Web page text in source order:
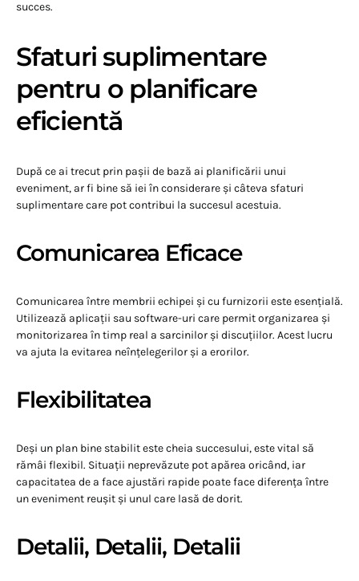
succes.
Sfaturi suplimentare
pentru o planificare
eficientă
După ce ai trecut prin pașii de bază ai planificării unui
eveniment, ar fi bine să iei în considerare și câteva sfaturi
suplimentare care pot contribui la succesul acestuia.
Comunicarea Eficace
Comunicarea între membrii echipei și cu furnizorii este esențială.
Utilizează aplicații sau software-uri care permit organizarea și
monitorizarea în timp real a sarcinilor și discuțiilor. Acest lucru
va ajuta la evitarea neînțelegerilor și a erorilor.
Flexibilitatea
Deși un plan bine stabilit este cheia succesului, este vital să
rămâi flexibil. Situații neprevăzute pot apărea oricând, iar
capacitatea de a face ajustări rapide poate face diferența între
un eveniment reușit și unul care lasă de dorit.
Detalii, Detalii, Detalii